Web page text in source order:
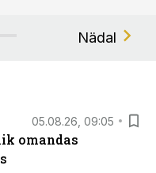
Nädal
05.08.26, 09:05
omandas